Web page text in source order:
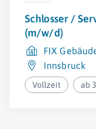
Schlosser /
(m/w/d)
FIX
Innsbruck
Vollzeit ab